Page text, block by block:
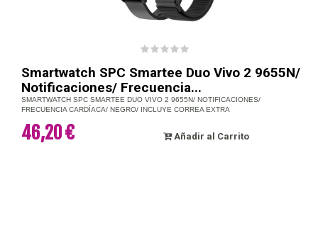
Smartwatch SPC Smartee Duo Vivo 2 9655N/
Notificaciones/ Frecuencia...
SMARTWATCH SPC SMARTEE DUO VIVO 2 9655N/ NOTIFICACIONES/
FRECUENCIA CARDÍACA/ NEGRO/ INCLUYE CORREA EXTRA
46,20 € Añadir al Carrito